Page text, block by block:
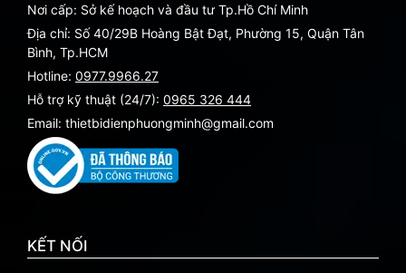
Nơi cấp: Sở kế hoạch và đầu tư Tp.Hồ Chí Minh
Địa chỉ: Số 40/29B Hoàng Bật Đạt, Phường 15, Quận Tân
Bình, Tp.HCM
Hotline: 0977.9966.27
Hỗ trợ kỹ thuật (24/7): 0965 326 444
Email: thietbidienphuongminh@gmail.com
KẾT NỐI